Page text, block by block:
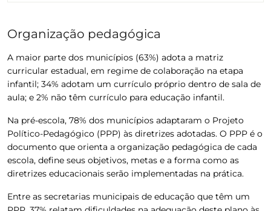
Organização pedagógica
A maior parte dos municípios (63%) adota a matriz
curricular estadual, em regime de colaboração na etapa
infantil; 34% adotam um currículo próprio dentro de sala de
aula; e 2% não têm currículo para educação infantil.
Na pré-escola, 78% dos municípios adaptaram o Projeto
Político-Pedagógico (PPP) às diretrizes adotadas. O PPP é o
documento que orienta a organização pedagógica de cada
escola, define seus objetivos, metas e a forma como as
diretrizes educacionais serão implementadas na prática.
Entre as secretarias municipais de educação que têm um